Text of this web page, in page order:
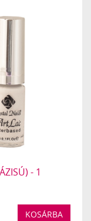
- 1
KOSÁRBA